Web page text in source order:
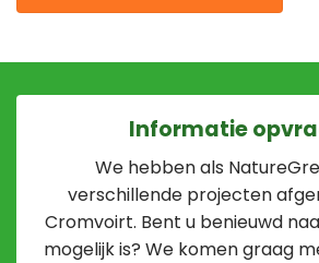
Informatie
We hebben als
verschillende projecten
Cromvoirt. Bent u benieuwd
mogelijk is? We komen graag